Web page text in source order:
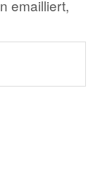
emailliert,